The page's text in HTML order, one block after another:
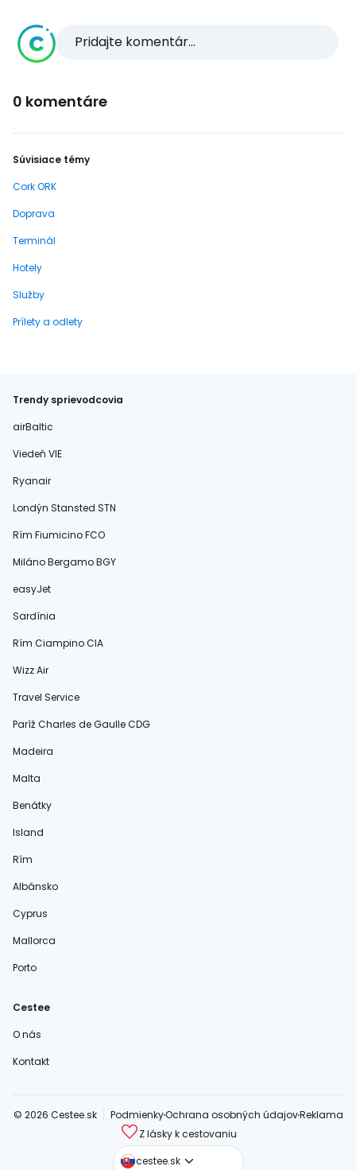
Pridajte komentár...
0 komentáre
Súvisiace témy
Cork ORK
Doprava
Terminál
Hotely
Služby
Prílety a odlety
Trendy sprievodcovia
airBaltic
Viedeň VIE
Ryanair
Londýn Stansted STN
Rím Fiumicino FCO
Miláno Bergamo BGY
easyJet
Sardínia
Rím Ciampino CIA
Wizz Air
Travel Service
Paríž Charles de Gaulle CDG
Madeira
Malta
Benátky
Island
Rím
Albánsko
Cyprus
Mallorca
Porto
Cestee
O nás
Kontakt
© 2026 Cestee.sk PodmienkyOchrana osobných údajovReklama
Z lásky k cestovaniu
cestee.sk
cestee.com